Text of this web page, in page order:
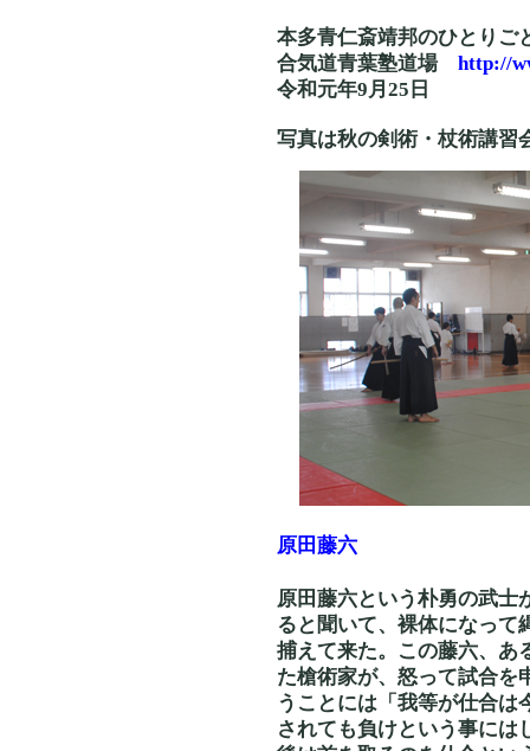
本多青仁斎靖邦のひとりご
合気道青葉塾道場 http://
令和元年9月25日
写真は秋の剣術・杖術講習
原田藤六
原田藤六という朴勇の武士
ると聞いて、裸体になって
捕えて来た。この藤六、あ
た槍術家が、怒って試合を
うことには「我等が仕合は
されても負けという事には